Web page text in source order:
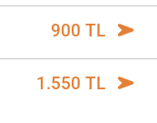
900 TL
1.550 TL